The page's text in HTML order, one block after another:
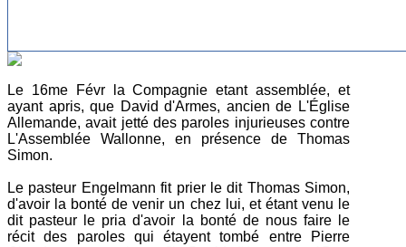
Le 16me Févr la Compagnie etant assemblée, et
ayant apris, que David d'Armes, ancien de L'Église
Allemande, avait jetté des paroles injurieuses contre
L'Assemblée Wallonne, en présence de Thomas
Simon.
Le pasteur Engelmann fit prier le dit Thomas Simon,
d'avoir la bonté de venir un chez lui, et étant venu le
dit pasteur le pria d'avoir la bonté de nous faire le
récit des paroles qui étayent tombé entre Pierre